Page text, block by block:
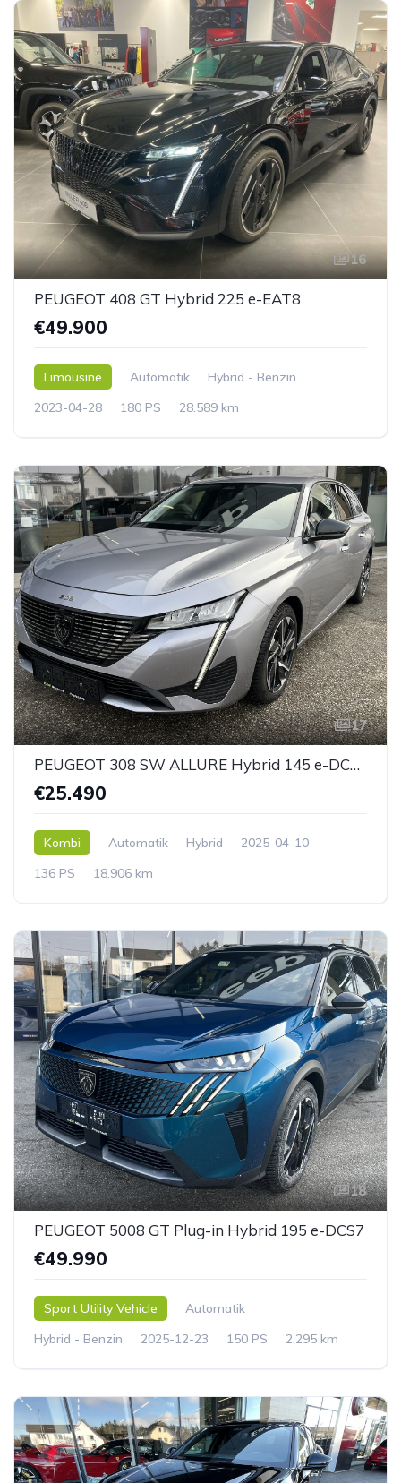
16
PEUGEOT 408 GT Hybrid 225 e-EAT8
€49.900
Limousine Automatik
Hybrid - Benzin
2023-04-28
180 PS 28.589 km
17
PEUGEOT 308 SW ALLURE Hybrid 145 e-DCS6
€25.490
Kombi Automatik Hybrid
2025-04-10
136 PS
18.906 km
18
PEUGEOT 5008 GT Plug-in Hybrid 195 e-DCS7
€49.990
Sport Utility Vehicle
Automatik
Hybrid - Benzin
2025-12-23 150 PS 2.295 km